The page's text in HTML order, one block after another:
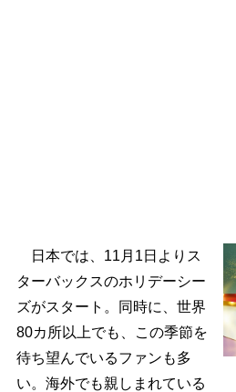
日本では、11月1日よりス
ターバックスのホリデーシー
ズがスタート。同時に、世界
80カ所以上でも、この季節を
待ち望んでいるファンも多
い。海外でも親しまれている